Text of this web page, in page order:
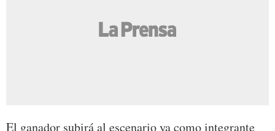
El ganador subirá al escenario ya como integrante